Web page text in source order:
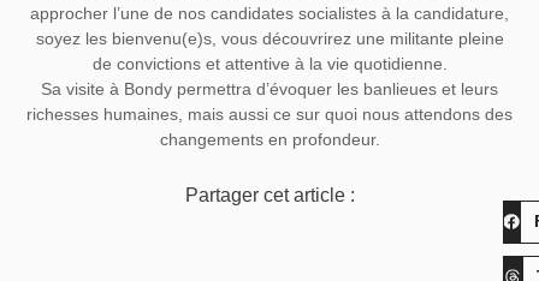
approcher l’une de nos candidates socialistes à la candidature,
soyez les bienvenu(e)s, vous découvrirez une militante pleine
de convictions et attentive à la vie quotidienne.
Sa visite à Bondy permettra d’évoquer les banlieues et leurs
richesses humaines, mais aussi ce sur quoi nous attendons des
changements en profondeur.
Partager cet article :